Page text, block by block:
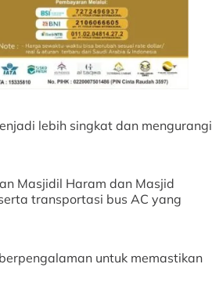
lebih singkat dan mengurangi
Masjidil Haram dan Masjid
transportasi bus AC yang
untuk memastikan